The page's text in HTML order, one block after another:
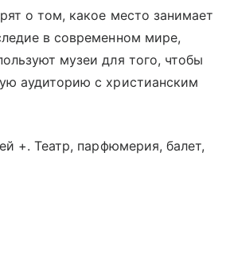
о том, какое место занимает
в современном мире,
музеи для того, чтобы
аудиторию с христианским
+. Театр, парфюмерия, балет,